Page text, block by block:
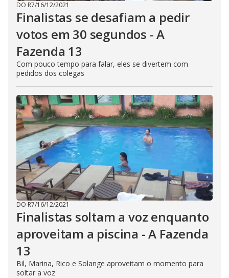
DO R7/16/12/2021
Finalistas se desafiam a pedir
votos em 30 segundos - A
Fazenda 13
Com pouco tempo para falar, eles se divertem com
pedidos dos colegas
DO R7/16/12/2021
Finalistas soltam a voz enquanto
aproveitam a piscina - A Fazenda
13
Bil, Marina, Rico e Solange aproveitam o momento para
soltar a voz